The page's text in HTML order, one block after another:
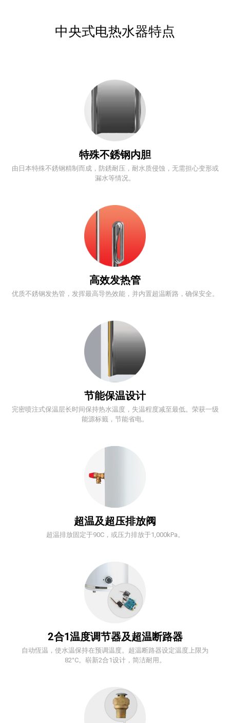
中央式电热水器特点
特殊不銹钢内胆
由日本特殊不銹钢精制而成，防銹耐压，耐水质侵蚀，无需担心变形或
漏水等情况。
高效发热管
优质不銹钢发热管，发挥最高导热效能，并内置超温断路，确保安全。
节能保温设计
完密喷注式保温层长时间保持热水温度，失温程度减至最低。荣获一级
能源标籤，节能省电。
超温及超压排放阀
超温排放固定于90C，或压力排放于1,000kPa。
2合1温度调节器及超温断路器
自动恆温，使水温保持在预调温度。超温断路器设定温度上限为
82°C。崭新2合1设计，简洁耐用。